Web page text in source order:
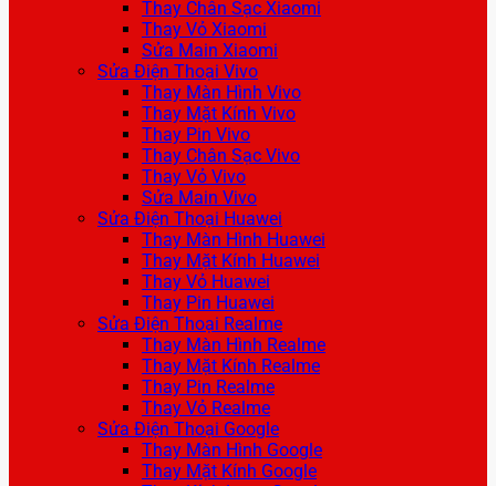
Thay Chân Sạc Xiaomi
Thay Vỏ Xiaomi
Sửa Main Xiaomi
Sửa Điện Thoại Vivo
Thay Màn Hình Vivo
Thay Mặt Kính Vivo
Thay Pin Vivo
Thay Chân Sạc Vivo
Thay Vỏ Vivo
Sửa Main Vivo
Sửa Điện Thoại Huawei
Thay Màn Hình Huawei
Thay Mặt Kính Huawei
Thay Vỏ Huawei
Thay Pin Huawei
Sửa Điện Thoại Realme
Thay Màn Hình Realme
Thay Mặt Kính Realme
Thay Pin Realme
Thay Vỏ Realme
Sửa Điện Thoại Google
Thay Màn Hình Google
Thay Mặt Kính Google